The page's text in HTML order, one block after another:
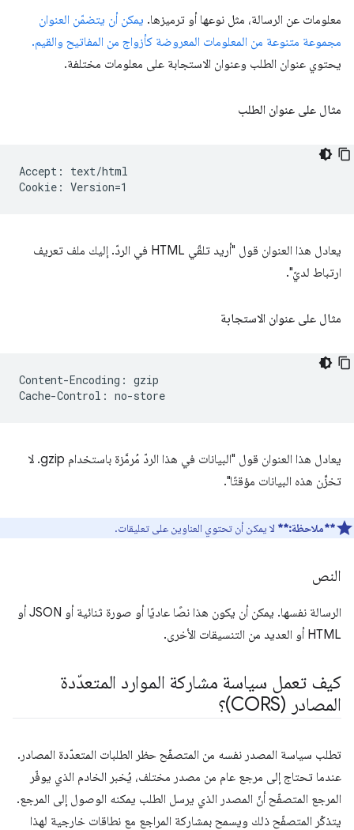
معلومات عن الرسالة، مثل نوعها أو ترميزها. يمكن أن يتضمّن العنوان
مجموعة متنوعة من المعلومات المعروضة كأزواج من المفاتيح والقيم.
يحتوي عنوان الطلب وعنوان الاستجابة على معلومات مختلفة.
مثال على عنوان الطلب
Accept: text/html
يعادل هذا العنوان قول "أريد تلقّي HTML في الردّ. إليك ملف تعريف
ارتباط لديّ".
مثال على عنوان الاستجابة
Content-Encoding: gzip
يعادل هذا العنوان قول "البيانات في هذا الردّ مُرمَّزة باستخدام gzip. لا
تخزِّن هذه البيانات مؤقتًا".
**ملاحظة:** لا يمكن أن تحتوي العناوين على تعليقات.
النص
الرسالة نفسها. يمكن أن يكون هذا نصًا عاديًا أو صورة ثنائية أو JSON أو
HTML أو العديد من التنسيقات الأخرى.
كيف تعمل سياسة مشاركة الموارد المتعدّدة
المصادر (CORS)؟
تطلب سياسة المصدر نفسه من المتصفّح حظر الطلبات المتعدّدة المصادر.
عندما تحتاج إلى مرجع عام من مصدر مختلف، يُخبر الخادم الذي يوفّر
المرجع المتصفّح أنّ المصدر الذي يرسل الطلب يمكنه الوصول إلى المرجع.
يتذكّر المتصفّح ذلك ويسمح بمشاركة المراجع مع نطاقات خارجية لهذا